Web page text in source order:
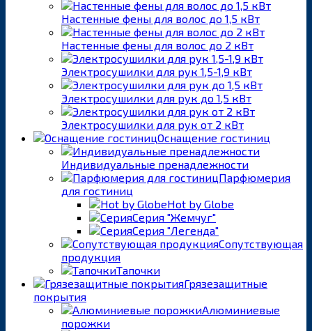
Настенные фены для волос до 1,5 кВт
Настенные фены для волос до 2 кВт
Электросушилки для рук 1,5-1,9 кВт
Электросушилки для рук до 1,5 кВт
Электросушилки для рук от 2 кВт
Оснащение гостиниц
Индивидуальные пренадлежности
Парфюмерия
для гостиниц
Hot by Globe
Серия "Жемчуг"
Серия "Легенда"
Сопутствующая
продукция
Тапочки
Грязезащитные
покрытия
Алюминиевые
порожки